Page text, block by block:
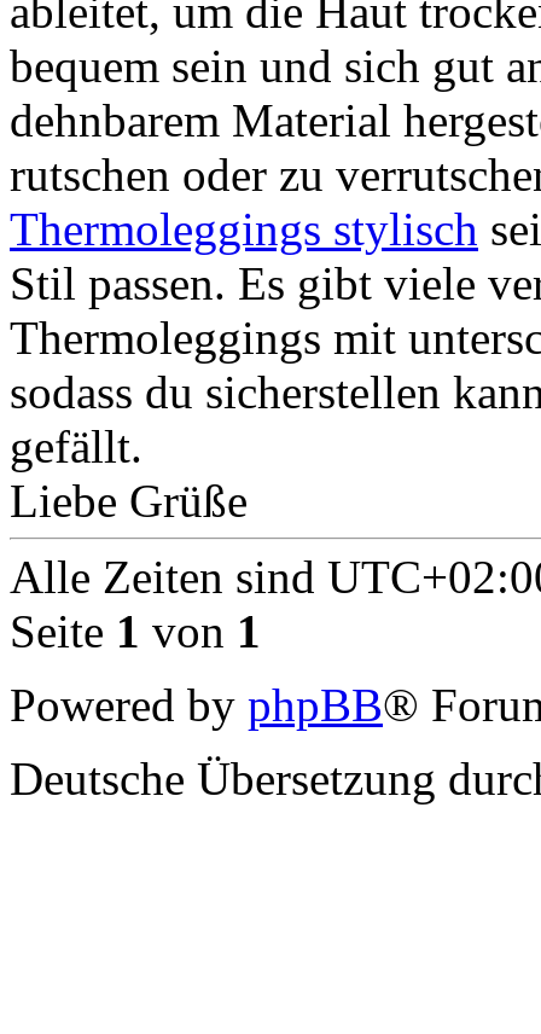
ableitet, um die Haut
bequem sein und sich gut
dehnbarem Material
rutschen oder zu
Thermoleggings stylisch
Stil passen. Es gibt viele
Thermoleggings mit
sodass du sicherstellen
gefällt.
Liebe Grüße
Alle Zeiten sind
Seite 1 von 1
Powered by phpBB®
Deutsche Übersetzung